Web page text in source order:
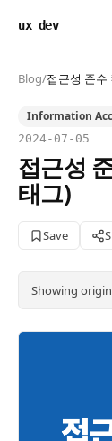
ux dev
Blog/접근성 준수
Information
2024-07-05
접근성
태그)
Save
Showing